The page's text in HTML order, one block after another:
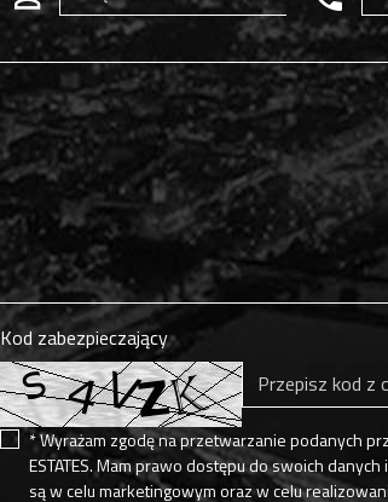
Kod zabezpieczający
* Wyrażam zgodę na przetwarzanie podanych
ESTATES. Mam prawo dostępu do swoich
są w celu marketingowym oraz w celu